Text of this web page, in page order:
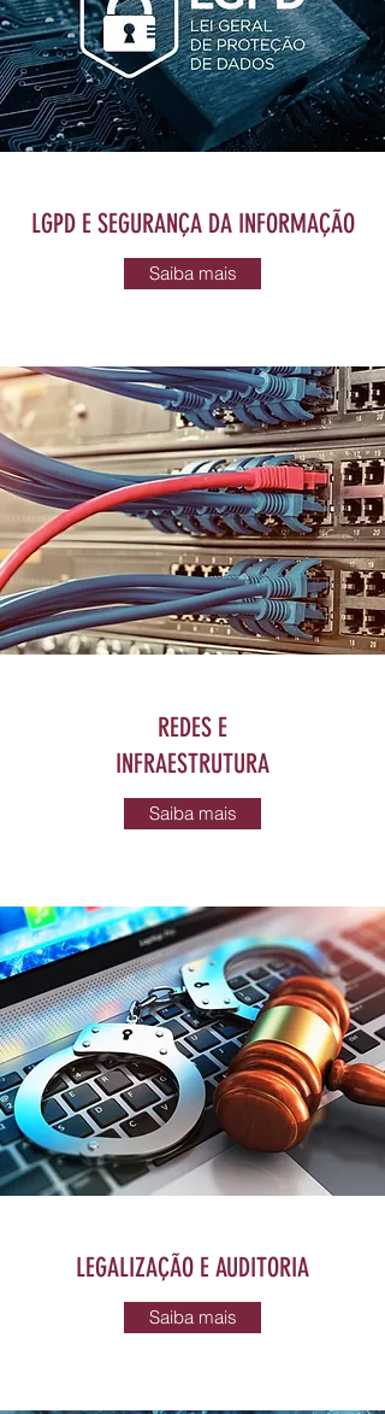
LGPD E SEGURANÇA DA INFORMAÇÃO
Saiba mais
REDES E
INFRAESTRUTURA
Saiba mais
LEGALIZAÇÃO E AUDITORIA
Saiba mais